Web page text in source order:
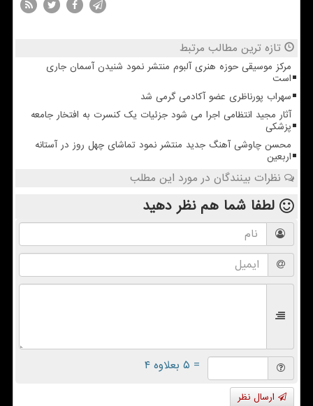
تازه ترین مطالب مرتبط
مرکز موسیقی حوزه هنری آلبوم منتشر نمود شنیدن آسمان جاری
است
سهراب پورناظری عضو آکادمی گرمی شد
آثار مجید انتظامی اجرا می شود جزئیات یک کنسرت به افتخار جامعه
پزشکی
محسن چاوشی آهنگ جدید منتشر نمود تماشای چهل روز در آستانه
اربعین
نظرات بینندگان در مورد این مطلب
لطفا شما همنظر دهید
= ۵ بعلاوه ۴
ارسال نظر